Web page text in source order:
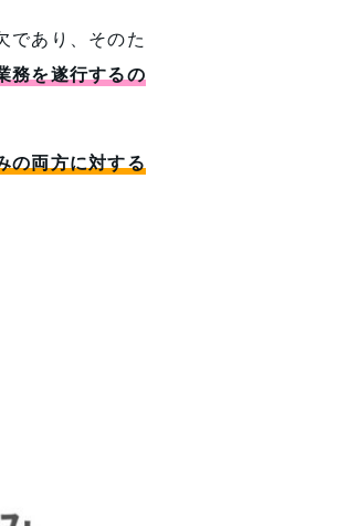
であり、そのた
務を遂行するの
の両方に対する